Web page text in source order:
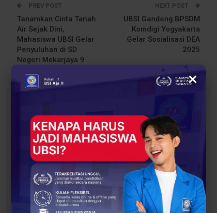
PREV POST
Tanamkan Cinta Tanah
Air Sejak Dini,
Mahasiswa UBSI Gelar
Penyuluhan di SD
Negeri Mekarjaya 9
NEXT POST
UBSI Gandeng BPSDM
Komdigi Yogyakarta
Gelar Sosialisasi DEA
2025
BERITA
Sinergi Pendidikan dan
Industri Makin Panas!
BERITA
Proses Belajar di UBSI
yang Mendukung
×